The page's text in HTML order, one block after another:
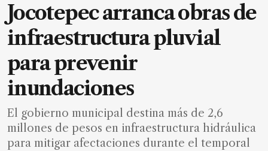
Jocotepec arranca obras de
infraestructura pluvial
para prevenir
inundaciones
El gobierno municipal destina más de 2,6
millones de pesos en infraestructura hidráulica
para mitigar afectaciones durante el temporal